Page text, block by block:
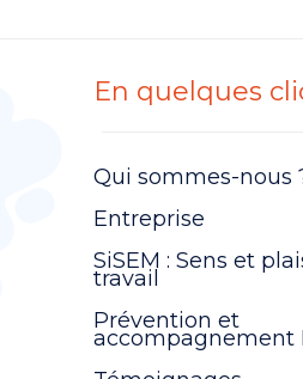
En quelques
Qui sommes-nous
Entreprise
SiSEM : Sens et
travail
Prévention et
accompagnement